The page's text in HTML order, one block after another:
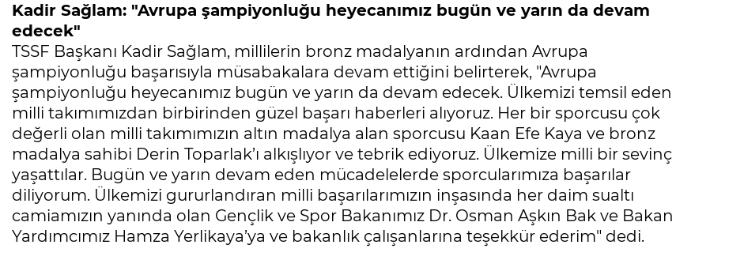
Kadir Sağlam: "Avrupa şampiyonluğu heyecanımız bugün ve yarın da devam
edecek"
TSSF Başkanı Kadir Sağlam, millilerin bronz madalyanın ardından Avrupa
şampiyonluğu başarısıyla müsabakalara devam ettiğini belirterek, "Avrupa
şampiyonluğu heyecanımız bugün ve yarın da devam edecek. Ülkemizi temsil eden
milli takımımızdan birbirinden güzel başarı haberleri alıyoruz. Her bir sporcusu çok
değerli olan milli takımımızın altın madalya alan sporcusu Kaan Efe Kaya ve bronz
madalya sahibi Derin Toparlak’ı alkışlıyor ve tebrik ediyoruz. Ülkemize milli bir sevinç
yaşattılar. Bugün ve yarın devam eden mücadelelerde sporcularımıza başarılar
diliyorum. Ülkemizi gururlandıran milli başarılarımızın inşasında her daim sualtı
camiamızın yanında olan Gençlik ve Spor Bakanımız Dr. Osman Aşkın Bak ve Bakan
Yardımcımız Hamza Yerlikaya’ya ve bakanlık çalışanlarına teşekkür ederim" dedi.